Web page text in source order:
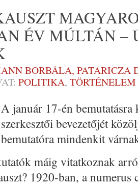
ÉV MÚLTÁN –
BORBÁLA, PATARICZA
POLITIKA, TÖRTÉNELEM
A január 17-én
szerkesztői bevezetőjét
bemutatóra mindenkit
máig vitatkoznak
1920-ban, a numerus